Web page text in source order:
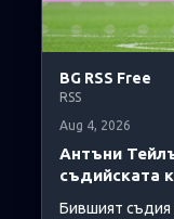
BG RSS Free
RSS
Aug 4, 2026
Антъни
съдийската
Бившият съдия